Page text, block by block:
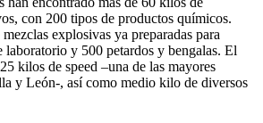
con 200 tipos de productos químicos.
explosivas ya preparadas para
laboratorio y 500 petardos y bengalas. El
kilos de speed –una de las mayores
y León-, así como medio kilo de diversos